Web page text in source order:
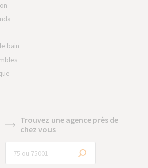
bain
Trouvez une agence près de
chez vous